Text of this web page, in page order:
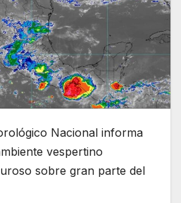
Nacional informa
vespertino
sobre gran parte del